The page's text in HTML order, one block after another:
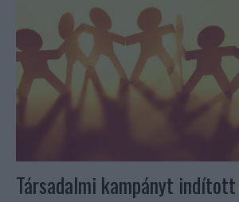
Társadalmi kampányt